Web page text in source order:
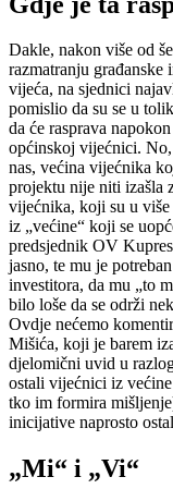
Dakle, nakon više od
razmatranju
vijeća, na sjednici
pomislio da su se u
da će rasprava
općinskoj vijećnici. No,
nas, većina vijećnika
projektu nije niti izašla
vijećnika, koji su u
iz „većine“ koji se
predsjednik OV
jasno, te mu je
investitora, da mu „to
bilo loše da se održi
Ovdje nećemo
Mišića, koji je barem
djelomični uvid u
ostali vijećnici iz
tko im formira
inicijative naprosto
„Mi“ i „Vi“